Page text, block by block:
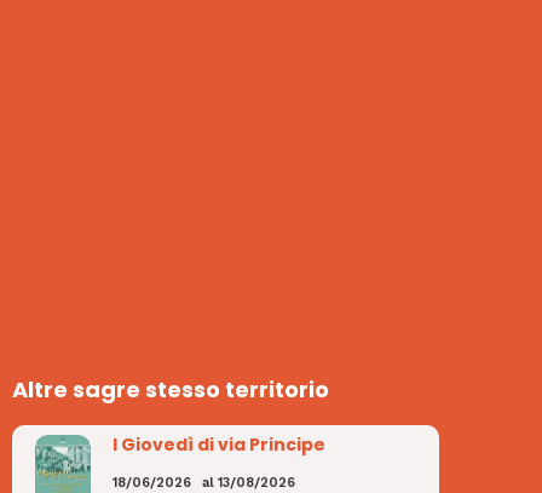
Altre sagre stesso territorio
I Giovedì di via Principe
18/06/2026 al 13/08/2026